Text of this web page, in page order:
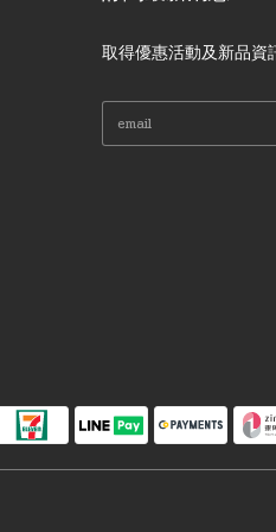
取得優惠活動及新品資